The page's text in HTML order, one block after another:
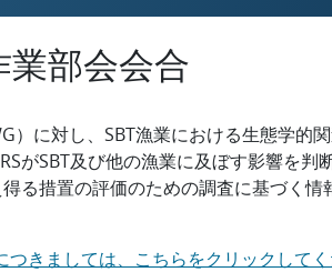
部会会合
）に対し、SBT漁業における生態学的
がSBT及び他の漁業に及ぼす影響を判
る措置の評価のための調査に基づく情
きましては、こちらをクリックしてく